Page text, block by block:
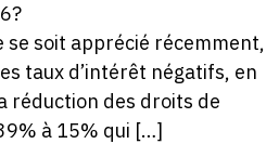
se soit apprécié récemment,
taux d’intérêt négatifs, en
réduction des droits de
à 15% qui […]